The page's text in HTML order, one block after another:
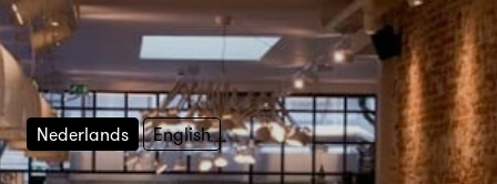
Nederlands English